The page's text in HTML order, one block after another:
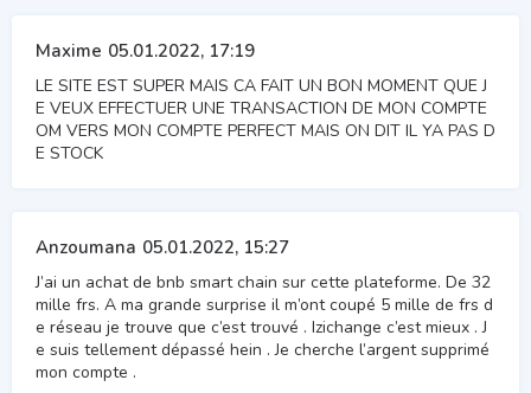
Maxime 05.01.2022, 17:19
LE SITE EST SUPER MAIS CA FAIT UN BON MOMENT QUE J
E VEUX EFFECTUER UNE TRANSACTION DE MON COMPTE
OM VERS MON COMPTE PERFECT MAIS ON DIT IL YA PAS D
E STOCK
Anzoumana 05.01.2022, 15:27
J’ai un achat de bnb smart chain sur cette plateforme. De 32
mille frs. A ma grande surprise il m’ont coupé 5 mille de frs d
e réseau je trouve que c’est trouvé . Izichange c’est mieux . J
e suis tellement dépassé hein . Je cherche l’argent supprimé
mon compte .